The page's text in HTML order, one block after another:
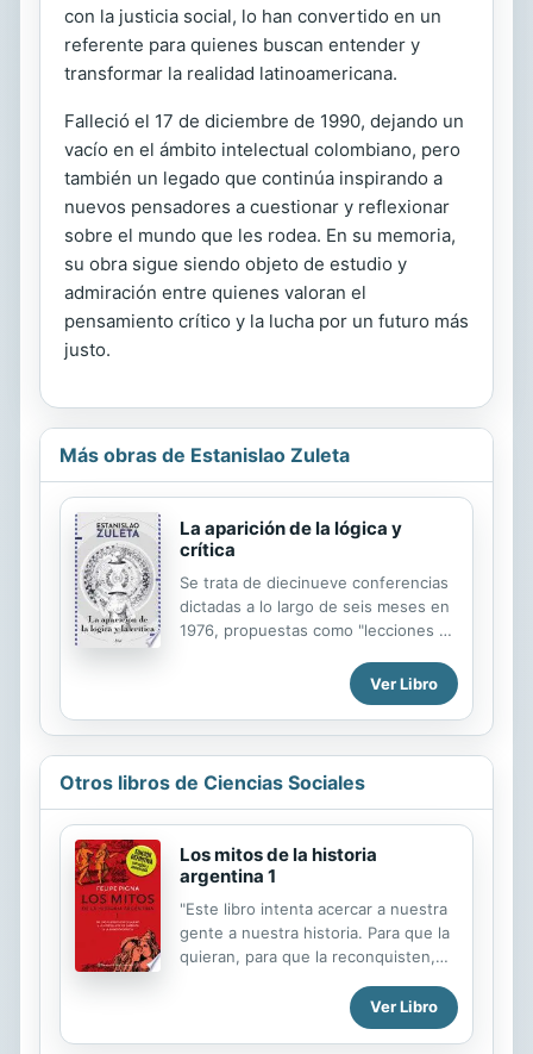
con la justicia social, lo han convertido en un
referente para quienes buscan entender y
transformar la realidad latinoamericana.
Falleció el 17 de diciembre de 1990, dejando un
vacío en el ámbito intelectual colombiano, pero
también un legado que continúa inspirando a
nuevos pensadores a cuestionar y reflexionar
sobre el mundo que les rodea. En su memoria,
su obra sigue siendo objeto de estudio y
admiración entre quienes valoran el
pensamiento crítico y la lucha por un futuro más
justo.
Más obras de Estanislao Zuleta
La aparición de la lógica y
crítica
Se trata de diecinueve conferencias
dictadas a lo largo de seis meses en
1976, propuestas como "lecciones de
relectura de Platón y Aristóteles
como las grandes fuentes de la
filosofía occidental, en las cuales
construcción de la lógica como
argumentación dentro del
conocimiento, el saber, la ciencia y la
verdad en el pensamiento de los
filósofos desde entonces, en medio
de las crisis sucesivas por las que
pasaron sus respectivas épocas. Y
ello porque su tesis central sobre las
relaciones de la lógica y la crítica,
Ver Libro
Otros libros de Ciencias Sociales
Los mitos de la historia
argentina 1
"Este libro intenta acercar a nuestra
gente a nuestra historia. Para que la
quieran, para que la reconquisten,
maravillosa herencia común, que
como todos los bienes de nuestro
Ver Libro